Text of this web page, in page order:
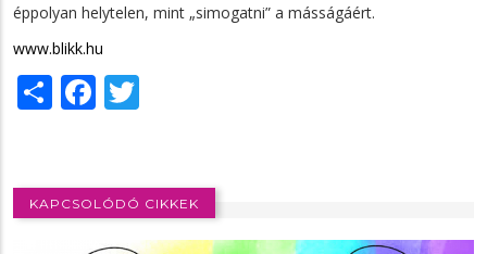
éppolyan helytelen, mint „simogatni” a másságáért.
www.blikk.hu
ShareFacebook
KAPCSOLÓDÓ CIKKEK